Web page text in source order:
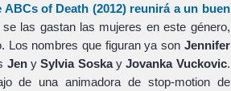
ABCs of Death (2012) reunirá a un buen
las gastan las mujeres en este género,
Los nombres que figuran ya son Jennifer
JenySylvia SoskayJovanka Vuckovic.
de una animadora de stop-motion de